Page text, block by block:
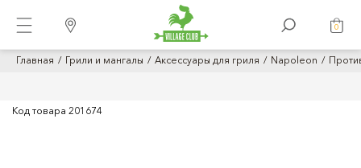
0
Главная Грили и мангалы Аксессуары для гриля Napoleon
Код товара 201674